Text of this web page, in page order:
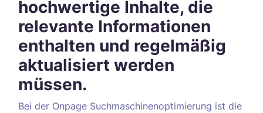
hochwertige Inhalte, die
relevante Informationen
enthalten und regelmäßig
aktualisiert werden
müssen.
Bei der Onpage Suchmaschinenoptimierung ist die